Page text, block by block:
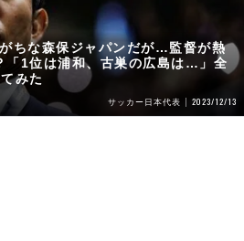
ちな森保ジャパンだが…監督が熱
「1位は浦和、古巣の広島は…」全
みた
サッカー日本代表 2023/12/13